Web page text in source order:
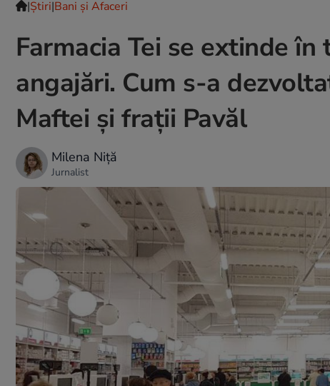
|Ştiri|Bani și Afaceri
Farmacia Tei se extinde
angajări. Cum s-a
Maftei şi fraţii Pavăl
Milena Niță
Jurnalist